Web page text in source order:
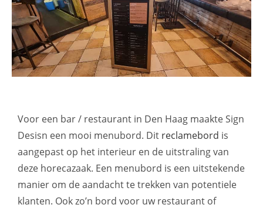
Voor een bar / restaurant in Den Haag maakte Sign
Desisn een mooi menubord. Dit reclamebord is
aangepast op het interieur en de uitstraling van
deze horecazaak. Een menubord is een uitstekende
manier om de aandacht te trekken van potentiele
klanten. Ook zo’n bord voor uw restaurant of